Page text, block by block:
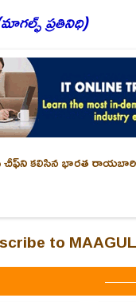
ప్రతినిధి)
చీఫ్‌ని కలిసిన భారత రాయబారి
to